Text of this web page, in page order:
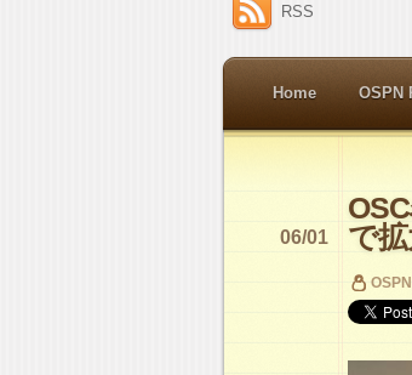
RSS
Home OSPN
で拡
06/01